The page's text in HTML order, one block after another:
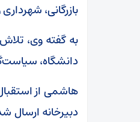
بازرگانی،
به گفته وی،
دانشگاه،
هاشمی از